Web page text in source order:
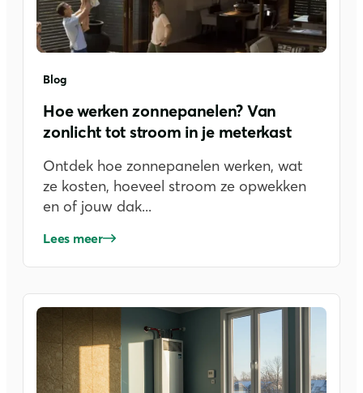
Blog
Hoe werken zonnepanelen? Van
zonlicht tot stroom in je meterkast
Ontdek hoe zonnepanelen werken, wat
ze kosten, hoeveel stroom ze opwekken
en of jouw dak...
Lees meer